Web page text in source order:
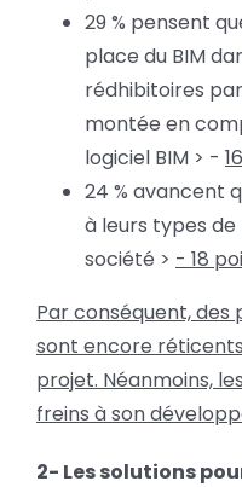
29 % pensent
place du BIM
rédhibitoires
montée en
logiciel BIM > -
24 % avancent
à leurs types
société > - 18
Par conséquent,
sont encore
projet. Néanmoins,
freins à son
2- Les solutions